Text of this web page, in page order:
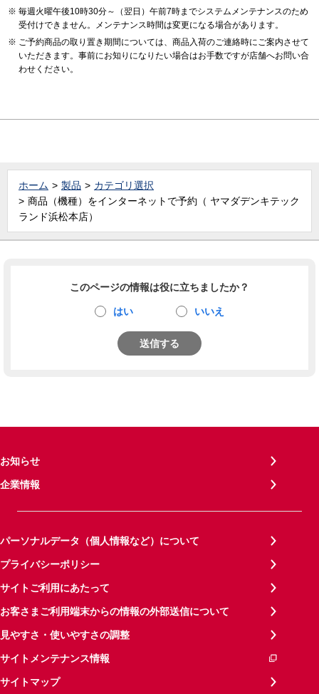
毎週火曜午後10時30分～（翌日）午前7時までシステムメンテナンスのため
受付けできません。メンテナンス時間は変更になる場合があります。
ご予約商品の取り置き期間については、商品入荷のご連絡時にご案内させて
いただきます。事前にお知りになりたい場合はお手数ですが店舗へお問い合
わせください。
ホーム 製品
カテゴリ選択
商品（機種）をインターネットで予約（ ヤマダデンキテック
ランド浜松本店）
このページの情報は役に立ちましたか？
はい いいえ
送信する
お知らせ
企業情報
パーソナルデータ（個人情報など）について
プライバシーポリシー
サイトご利用にあたって
お客さまご利用端末からの情報の外部送信について
見やすさ・使いやすさの調整
サイトメンテナンス情報
サイトマップ